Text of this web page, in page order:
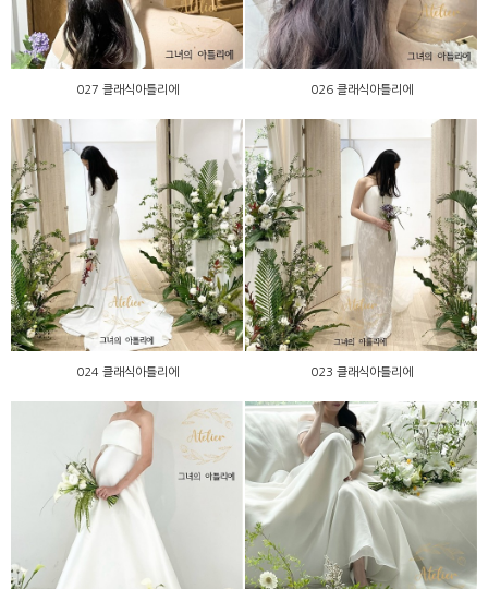
027 클래식아틀리에 026 클래식아틀리에
024 클래식아틀리에
024 클래식아틀리에
023 클래식아틀리에
023 클래식아틀리에
015 클래식아틀리에 014 클래식아틀리에